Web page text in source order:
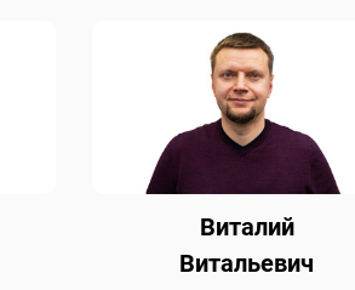
Виталий
Витальевич